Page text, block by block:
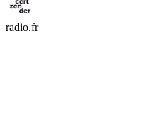
radio.fr